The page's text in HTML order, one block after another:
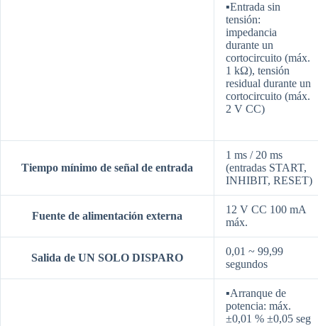
▪Entrada sin
tensión:
impedancia
durante un
cortocircuito (máx.
1 kΩ), tensión
residual durante un
cortocircuito (máx.
2 V CC)
Tiempo mínimo de señal de entrada
1 ms / 20 ms
(entradas START,
INHIBIT, RESET)
Fuente de alimentación externa
12 V CC 100 mA
máx.
Salida de UN SOLO DISPARO
0,01 ~ 99,99
segundos
▪Arranque de
potencia: máx.
±0,01 % ±0,05 seg